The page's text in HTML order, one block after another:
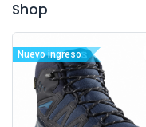
Shop
Nuevo ingreso